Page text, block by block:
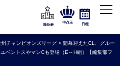
順位表
得点王 日程
州チャンピオンズリーグ> 開幕迎えたCL、グルー
ベントスやマンCも登場（E～H組）【編集部フ